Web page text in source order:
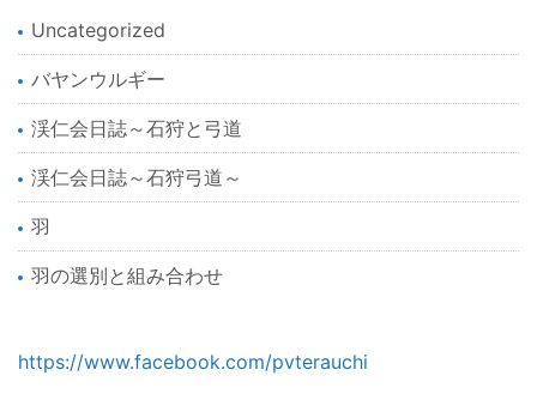
Uncategorized
バヤンウルギー
渓仁会日誌～石狩と弓道
渓仁会日誌～石狩弓道～
羽
羽の選別と組み合わせ
https://www.facebook.com/pvterauchi